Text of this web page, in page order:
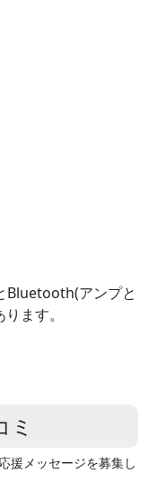
Bluetooth(アンプと
ます。
ミ
援メッセージを募集し